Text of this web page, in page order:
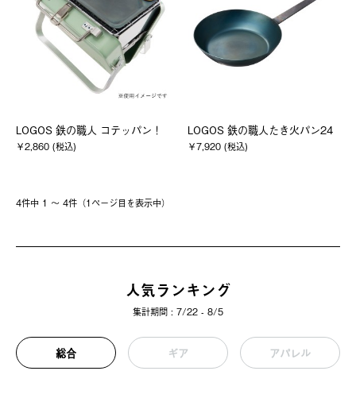
LOGOS 鉄の職人 コテッパン！
￥2,860 (税込)
LOGOS 鉄の職人たき火パン24
￥7,920 (税込)
4件中 1 〜 4件（1ページ⽬を表⽰中）
人気ランキング
集計期間 : 7/22 - 8/5
総合 ギア アパレル